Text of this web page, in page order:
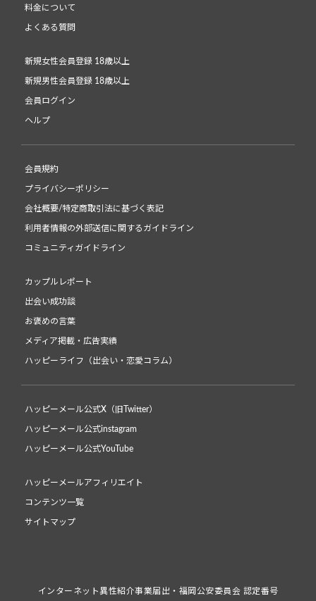
料金について
よくある質問
新規女性会員登録 18歳以上
新規男性会員登録 18歳以上
会員ログイン
ヘルプ
会員規約
プライバシーポリシー
会社概要/特定商取引法に基づく表記
利用者情報の外部送信に関するガイドライン
コミュニティガイドライン
カップルレポート
出会い成功談
お褒めの言葉
メディア掲載・広告実績
ハッピーライフ（出会い・恋愛コラム）
ハッピーメール公式X（旧Twitter）
ハッピーメール公式instagram
ハッピーメール公式YouTube
ハッピーメールアフィリエイト
コンテンツ一覧
サイトマップ
インターネット異性紹介事業届出・福岡公安委員会 認定番号